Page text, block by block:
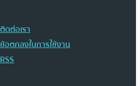
ติดต่อเรา
ข้อตกลงในการใช้งาน
RSS